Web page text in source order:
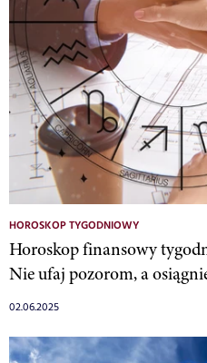
HOROSKOP TYGODNIOWY
Horoskop finansowy
Nie ufaj pozorom, a
02.06.2025